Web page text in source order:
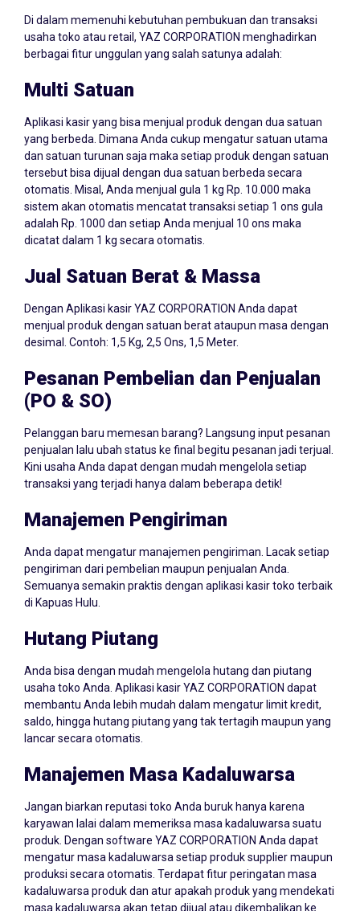
Di dalam memenuhi kebutuhan pembukuan dan transaksi
usaha toko atau retail, YAZ CORPORATION menghadirkan
berbagai fitur unggulan yang salah satunya adalah:
Multi Satuan
Aplikasi kasir yang bisa menjual produk dengan dua satuan
yang berbeda. Dimana Anda cukup mengatur satuan utama
dan satuan turunan saja maka setiap produk dengan satuan
tersebut bisa dijual dengan dua satuan berbeda secara
otomatis. Misal, Anda menjual gula 1 kg Rp. 10.000 maka
sistem akan otomatis mencatat transaksi setiap 1 ons gula
adalah Rp. 1000 dan setiap Anda menjual 10 ons maka
dicatat dalam 1 kg secara otomatis.
Jual Satuan Berat & Massa
Dengan Aplikasi kasir YAZ CORPORATION Anda dapat
menjual produk dengan satuan berat ataupun masa dengan
desimal. Contoh: 1,5 Kg, 2,5 Ons, 1,5 Meter.
Pesanan Pembelian dan Penjualan
(PO & SO)
Pelanggan baru memesan barang? Langsung input pesanan
penjualan lalu ubah status ke final begitu pesanan jadi terjual.
Kini usaha Anda dapat dengan mudah mengelola setiap
transaksi yang terjadi hanya dalam beberapa detik!
Manajemen Pengiriman
Anda dapat mengatur manajemen pengiriman. Lacak setiap
pengiriman dari pembelian maupun penjualan Anda.
Semuanya semakin praktis dengan aplikasi kasir toko terbaik
di Kapuas Hulu.
Hutang Piutang
Anda bisa dengan mudah mengelola hutang dan piutang
usaha toko Anda. Aplikasi kasir YAZ CORPORATION dapat
membantu Anda lebih mudah dalam mengatur limit kredit,
saldo, hingga hutang piutang yang tak tertagih maupun yang
lancar secara otomatis.
Manajemen Masa Kadaluwarsa
Jangan biarkan reputasi toko Anda buruk hanya karena
karyawan lalai dalam memeriksa masa kadaluwarsa suatu
produk. Dengan software YAZ CORPORATION Anda dapat
mengatur masa kadaluwarsa setiap produk supplier maupun
produksi secara otomatis. Terdapat fitur peringatan masa
kadaluwarsa produk dan atur apakah produk yang mendekati
masa kadaluwarsa akan tetap dijual atau dikembalikan ke